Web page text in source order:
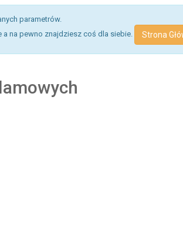
parametrów.
a na pewno znajdziesz coś dla siebie.
Strona